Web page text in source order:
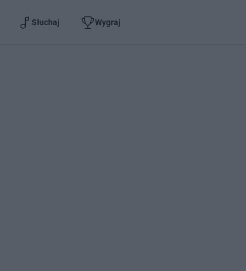
Słuchaj Wygraj